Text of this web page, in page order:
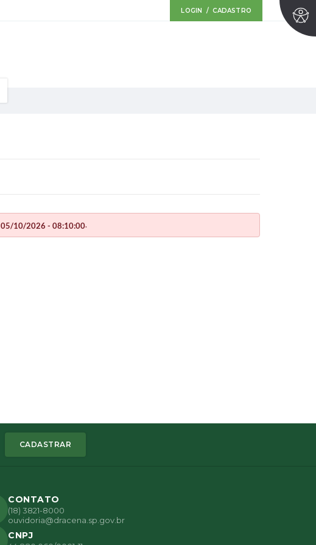
LOGIN / CADASTRO
05/10/2026 - 08:10:00.
CADASTRAR
CONTATO
(18) 3821-8000
ouvidoria@dracena.sp.gov.br
CNPJ